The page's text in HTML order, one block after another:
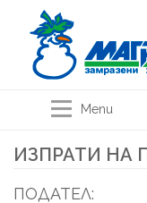
Menu
ИЗПРАТИ НА
ПОДАТЕЛ: